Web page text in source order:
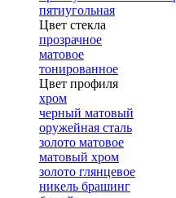
пятиугольная
Цвет стекла
прозрачное
матовое
тонированное
Цвет профиля
хром
черный матовый
оружейная сталь
золото матовое
матовый хром
золото глянцевое
никель брашинг